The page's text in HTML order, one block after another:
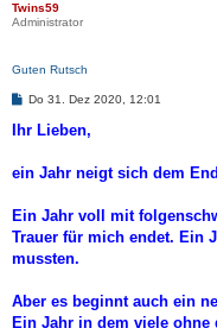
Twins59
Administrator
Guten Rutsch
B
i
a
Do 31. Dez 2020, 12:01
Ihr Lieben,
ein Jahr neigt sich dem
Ein Jahr voll mit
Trauer für mich endet. Ein
mussten.
Aber es beginnt auch ein
Ein Jahr in dem viele ohne